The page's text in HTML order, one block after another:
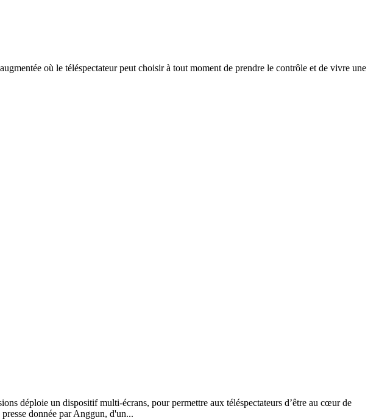
où le téléspectateur peut choisir à tout moment de prendre le contrôle et de vivre une
déploie un dispositif multi-écrans, pour permettre aux téléspectateurs d’être au cœur de
donnée par Anggun, d'un...